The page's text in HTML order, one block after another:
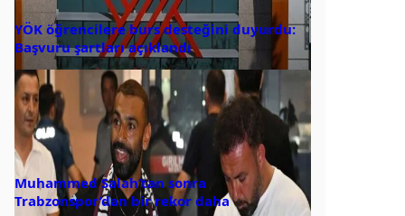
YÖK öğrencilere burs desteğini duyurdu:
Başvuru şartları açıklandı
Muhammed Salah’tan sonra
Trabzonspor’dan bir rekor daha